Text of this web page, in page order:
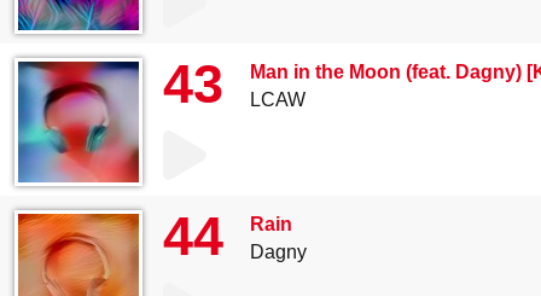
43
Man in the Moon (feat. Dagny)
LCAW
44
Rain
Dagny